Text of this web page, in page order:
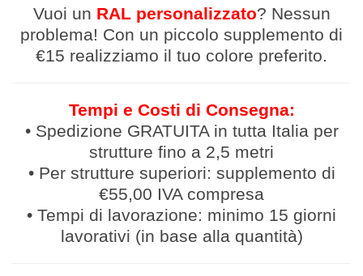
Vuoi un RAL personalizzato? Nessun
problema! Con un piccolo supplemento di
€15 realizziamo il tuo colore preferito.
Tempi e Costi di Consegna:
• Spedizione GRATUITA in tutta Italia per
strutture fino a 2,5 metri
• Per strutture superiori: supplemento di
€55,00 IVA compresa
• Tempi di lavorazione: minimo 15 giorni
lavorativi (in base alla quantità)